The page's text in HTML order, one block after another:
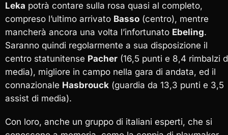
Leka potrà contare sulla rosa quasi al completo,
compreso l’ultimo arrivato Basso (centro), mentre
mancherà ancora una volta l’infortunato Ebeling.
Saranno quindi regolarmente a sua disposizione il
centro statunitense Pacher (16,5 punti e 8,4 rimbalzi
media), migliore in campo nella gara di andata, ed il
connazionale Hasbrouck (guardia da 13,3 punti e 3,5
assist di media).
Con loro, anche un gruppo di italiani esperti, che si